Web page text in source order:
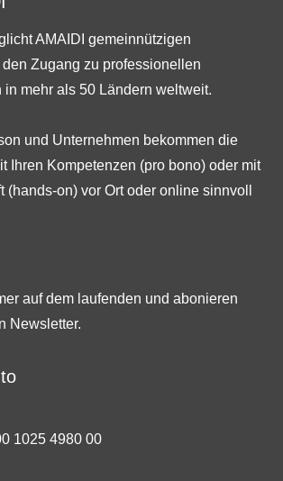
AMAIDI gemeinnützigen
Zugang zu professionellen
in mehr als 50 Ländern weltweit.
und Unternehmen bekommen die
Ihren Kompetenzen (pro bono) oder mit
(hands-on) vor Ort oder online sinnvoll
auf dem laufenden und abonieren
Newsletter.
1025 4980 00